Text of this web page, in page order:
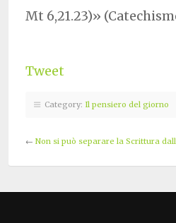
Mt 6,21.23)»
Tweet
Category: Il pensiero del giorno
← Non si può separare la Scrittura